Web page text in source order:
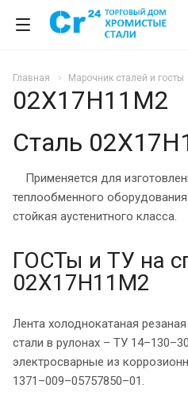
Главная Марочник сталей и госты
02Х17Н11М2
Сталь
Применяется для
теплообменного
стойкая аустенитного класса.
ГОСТы и ТУ на
02Х17Н11М2
Лента холоднокатаная
стали в рулонах – ТУ
электросварные из
1371–009–05757850–01.